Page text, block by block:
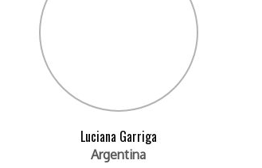
Luciana Garriga
Argentina